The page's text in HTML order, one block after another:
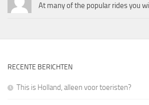
At many of the popular rides you
RECENTE BERICHTEN
This is Holland, alleen voor toeristen?